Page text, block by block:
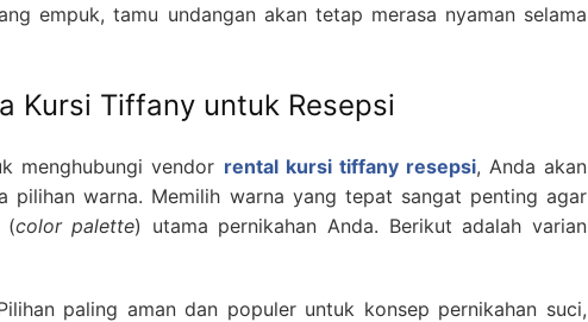
empuk, tamu undangan akan tetap merasa nyaman selama
Kursi Tiffany untuk Resepsi
menghubungi vendor rental kursi tiffany resepsi, Anda akan
pilihan warna. Memilih warna yang tepat sangat penting agar
(color palette) utama pernikahan Anda. Berikut adalah varian
paling aman dan populer untuk konsep pernikahan suci,